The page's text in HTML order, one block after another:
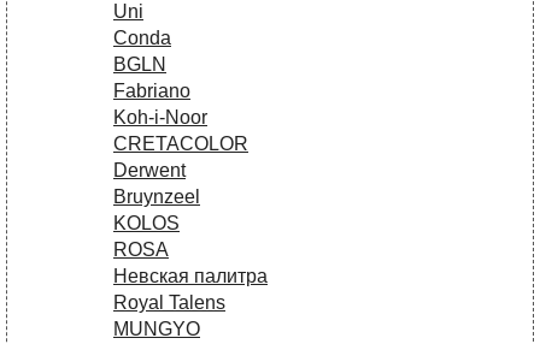
Uni
Conda
BGLN
Fabriano
Koh-i-Noor
CRETACOLOR
Derwent
Bruynzeel
KOLOS
ROSA
Невская палитра
Royal Talens
MUNGYO